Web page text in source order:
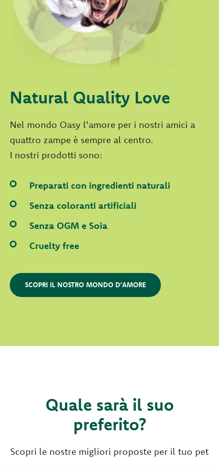
Natural Quality Love
Nel mondo Oasy l'amore per i nostri amici a
quattro zampe è sempre al centro.
I nostri prodotti sono:
Preparati con ingredienti naturali
Senza coloranti artificiali
Senza OGM e Soia
Cruelty free
SCOPRI IL NOSTRO MONDO D'AMORE
Quale sarà il suo
preferito?
Scopri le nostre migliori proposte per il tuo pet